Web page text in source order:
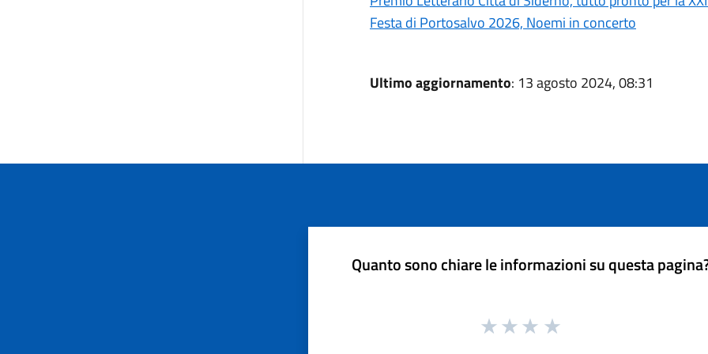
Festa di Portosalvo 2026, Noemi in concerto
Ultimo aggiornamento: 13 agosto 2024, 08:31
Quanto sono chiare le informazioni su questa